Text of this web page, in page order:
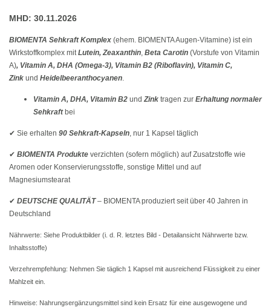
MHD: 30.11.2026
BIOMENTA Sehkraft Komplex (ehem. BIOMENTA Augen-Vitamine) ist ein
Wirkstoffkomplex mit Lutein, Zeaxanthin Beta Carotin (Vorstufe von Vitamin
A), Vitamin A, DHA (Omega-3), Vitamin B2 (Riboflavin), Vitamin C,
Zink und Heidelbeeranthocyanen
Vitamin A, DHA, Vitamin B2 und Zink tragen zur Erhaltung normaler
Sehkraftbei
✔ Sie erhalten 90 Sehkraft-Kapseln , nur 1 Kapsel täglich
✔ BIOMENTA Produkte verzichten (sofern möglich) auf Zusatzstoffe wie
Aromen oder Konservierungsstoffe, sonstige Mittel und auf
Magnesiumstearat
✔ DEUTSCHE QUALITÄT– BIOMENTA produziert seit über 40 Jahren in
Deutschland
Nährwerte: Siehe Produktbilder (i. d. R. letztes Bild - Detailansicht Nährwerte bzw.
Inhaltsstoffe)
Verzehrempfehlung: Nehmen Sie täglich 1 Kapsel mit ausreichend Flüssigkeit zu einer
Mahlzeit ein.
Hinweise: Nahrungsergänzungsmittel sind kein Ersatz für eine ausgewogene und